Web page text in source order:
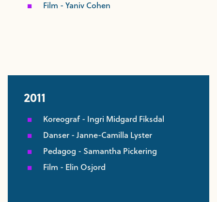
Film - Yaniv Cohen
2011
Koreograf - Ingri Midgard Fiksdal
Danser - Janne-Camilla Lyster
Pedagog - Samantha Pickering
Film - Elin Osjord